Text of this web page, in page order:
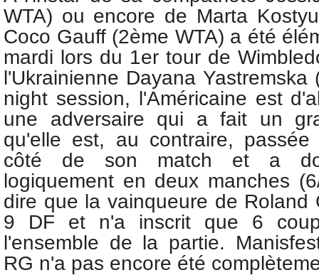
WTA) ou encore de Marta
Coco Gauff (2ème WTA) a été
mardi lors du 1er tour de
l'Ukrainienne Dayana Yastremska
night session, l'Américaine est
une adversaire qui a fait un
qu'elle est, au contraire, passée
côté de son match et a
logiquement en deux manches
dire que la vainqueure de Roland
9 DF et n'a inscrit que 6
l'ensemble de la partie.
RG n'a pas encore été